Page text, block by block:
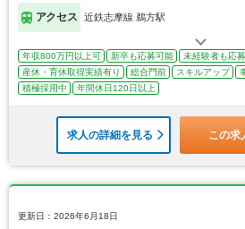
アクセス 近鉄志摩線 鵜方駅
年収800万円以上可 新卒も応募可能 未経験者も応
産休・育休取得実績有り
総合門前 スキルアップ
積極採用中
年間休日120日以上
求人の詳細を見る この求
更新日：2026年6月18日